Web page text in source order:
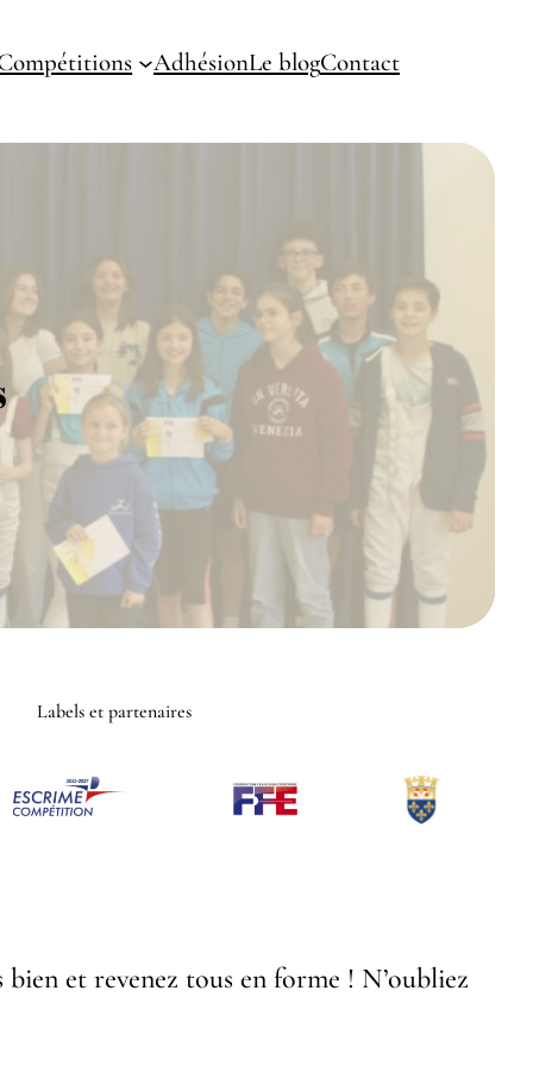
AdhésionLe blogContact
Labels et partenaires
et revenez tous en forme ! N’oubliez